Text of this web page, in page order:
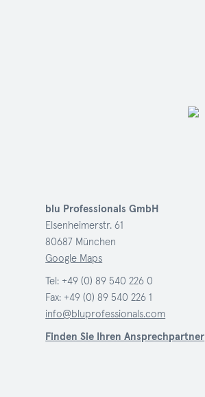
blu Professionals GmbH
Elsenheimerstr. 61
80687 München
Google Maps
Tel: +49 (0) 89 540 226 0
Fax: +49 (0) 89 540 226 1
info@bluprofessionals.com
Finden Sie Ihren Ansprechpartner